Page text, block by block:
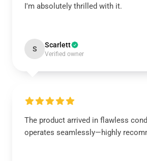
I'm absolutely thrilled with it.
S Scarlett
Verified owner
The product arrived in flawless
operates seamlessly—highly